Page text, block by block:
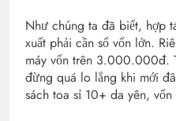
Như chúng ta đã biết, hợp
xuất phải cần số vốn lớn.
máy vốn trên 3.000.000đ.
đừng quá lo lắng khi mới
sách toa sỉ 10+ da yên,